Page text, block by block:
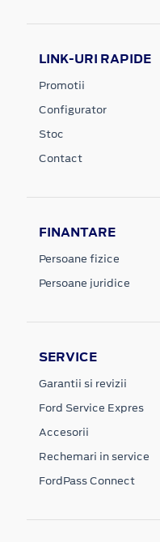
LINK-URI RAPIDE
Promotii
Configurator
Stoc
Contact
FINANTARE
Persoane fizice
Persoane juridice
SERVICE
Garantii si revizii
Ford Service Expres
Accesorii
Rechemari in service
FordPass Connect